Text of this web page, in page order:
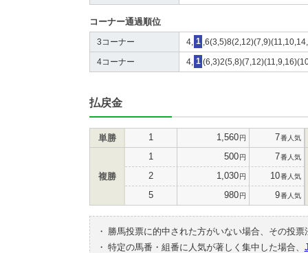
コーナー通過順位
3コーナー 4, 1
4コーナー 4, 1
払戻金
単勝 1 1,560円 7番人気
複勝
1 500円 7番人気
2 1,030円 10番人気
5 980円 9番人気
・
勝馬投票に的中された方がいない場合、その投
・ 特定の馬番・組番に人気が著しく集中した場合、